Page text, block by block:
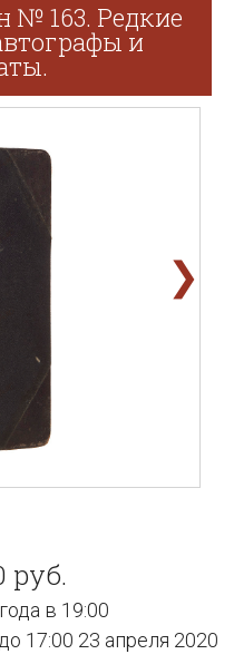
№ 163. Редкие
и
❯
руб.
в 19:00
17:00 23 апреля 2020